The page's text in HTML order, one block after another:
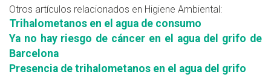
Otros artículos relacionados en Higiene Ambiental:
Trihalometanos en el agua de consumo
Ya no hay riesgo de cáncer en el agua del grifo de
Barcelona
Presencia de trihalometanos en el agua del grifo